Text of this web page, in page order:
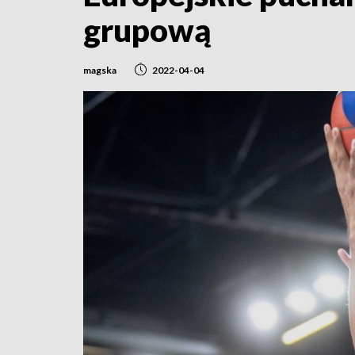
grupową
magska 2022-04-04